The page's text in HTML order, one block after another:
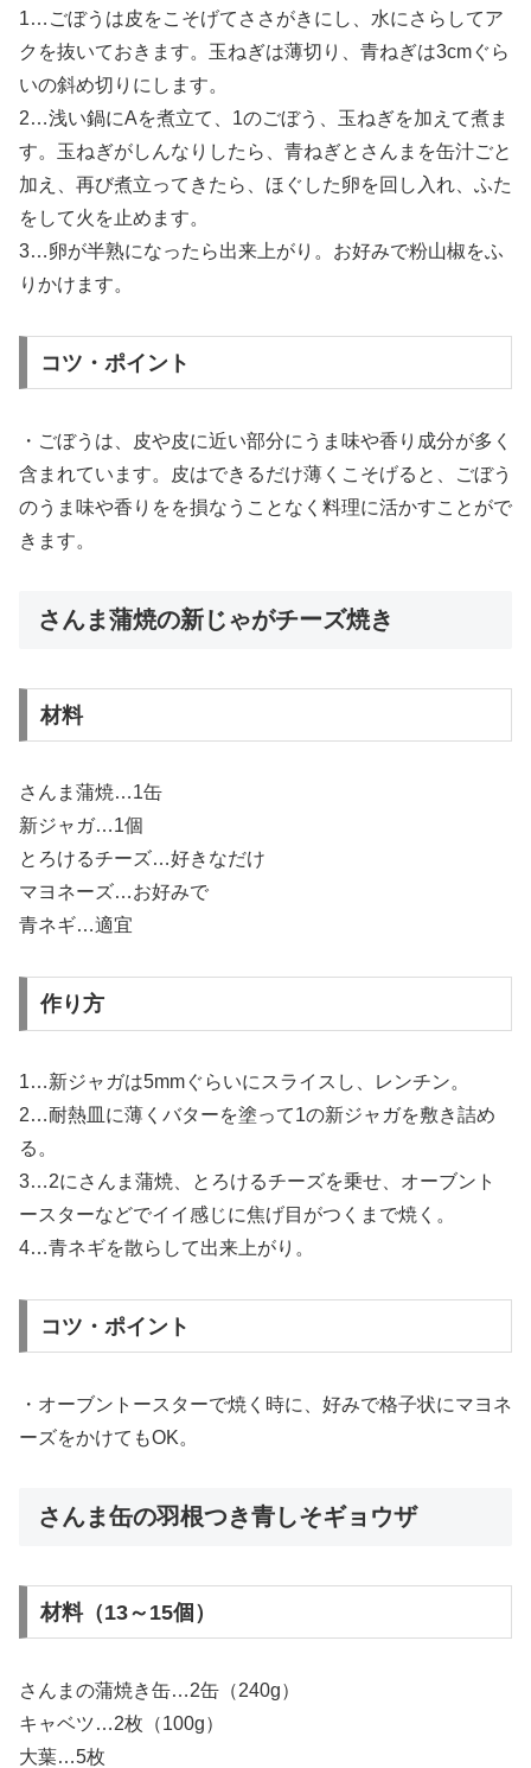
1…ごぼうは皮をこそげてささがきにし、水にさらしてア
クを抜いておきます。玉ねぎは薄切り、青ねぎは3cmぐら
いの斜め切りにします。
2…浅い鍋にAを煮立て、1のごぼう、玉ねぎを加えて煮ま
す。玉ねぎがしんなりしたら、青ねぎとさんまを缶汁ごと
加え、再び煮立ってきたら、ほぐした卵を回し入れ、ふた
をして火を止めます。
3…卵が半熟になったら出来上がり。お好みで粉山椒をふ
りかけます。
コツ・ポイント
・ごぼうは、皮や皮に近い部分にうま味や香り成分が多く
含まれています。皮はできるだけ薄くこそげると、ごぼう
のうま味や香りをを損なうことなく料理に活かすことがで
きます。
さんま蒲焼の新じゃがチーズ焼き
材料
さんま蒲焼…1缶
新ジャガ…1個
とろけるチーズ…好きなだけ
マヨネーズ…お好みで
青ネギ…適宜
作り方
1…新ジャガは5mmぐらいにスライスし、レンチン。
2…耐熱皿に薄くバターを塗って1の新ジャガを敷き詰め
る。
3…2にさんま蒲焼、とろけるチーズを乗せ、オーブント
ースターなどでイイ感じに焦げ目がつくまで焼く。
4…青ネギを散らして出来上がり。
コツ・ポイント
・オーブントースターで焼く時に、好みで格子状にマヨネ
ーズをかけてもOK。
さんま缶の羽根つき青しそギョウザ
材料（13～15個）
さんまの蒲焼き缶…2缶（240g）
キャベツ…2枚（100g）
大葉…5枚